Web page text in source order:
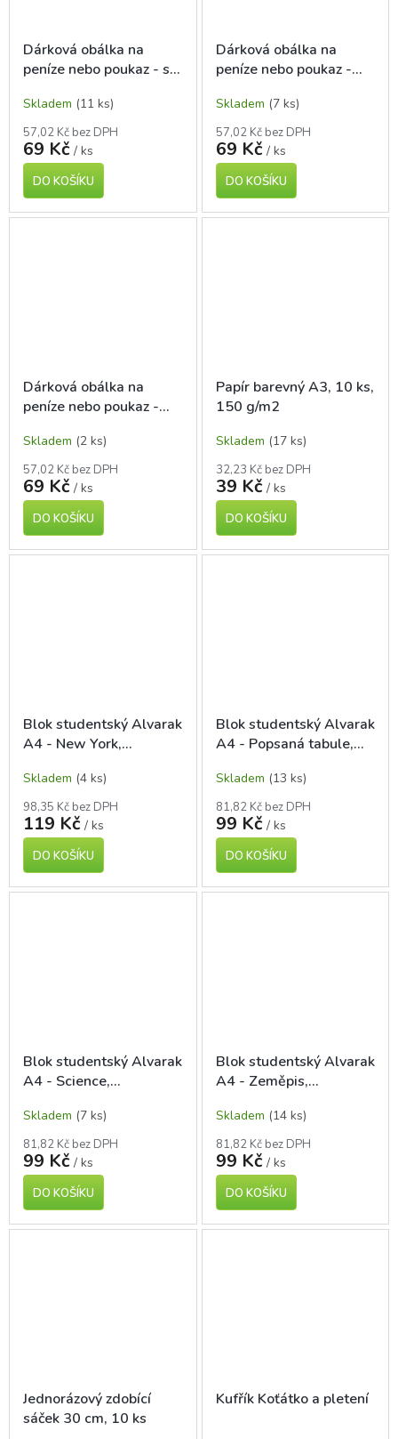
Dárková obálka na
peníze nebo poukaz - s
poukaz
Skladem (11 ks)
57,02 Kč bez DPH
69 Kč / ks
DO KOŠÍKU
Dárková obálka na
peníze nebo poukaz -
Skladem (7 ks)
57,02 Kč bez DPH
69 Kč / ks
DO KOŠÍKU
Dárková obálka na
peníze nebo poukaz -
Skladem (2 ks)
57,02 Kč bez DPH
69 Kč / ks
DO KOŠÍKU
Papír barevný A3, 10 ks,
150 g/m2
Skladem (17 ks)
32,23 Kč bez DPH
39 Kč / ks
DO KOŠÍKU
Blok studentský Alvarak
A4 - New York,
Skladem (4 ks)
98,35 Kč bez DPH
119 Kč / ks
DO KOŠÍKU
Blok studentský Alvarak
A4 - Popsaná tabule,
Skladem (13 ks)
81,82 Kč bez DPH
99 Kč / ks
DO KOŠÍKU
Blok studentský Alvarak
A4 - Science,
Skladem (7 ks)
81,82 Kč bez DPH
99 Kč / ks
DO KOŠÍKU
Blok studentský Alvarak
A4 - Zeměpis,
Skladem (14 ks)
81,82 Kč bez DPH
99 Kč / ks
DO KOŠÍKU
Jednorázový zdobící
sáček 30 cm, 10 ks
Kufřík Koťátko a pletení